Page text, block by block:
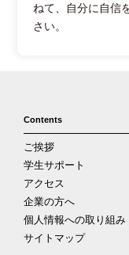
ねて、自分に自信
さい。
Contents
ご挨拶
学生サポート
アクセス
企業の方へ
個人情報への取り組み
サイトマップ